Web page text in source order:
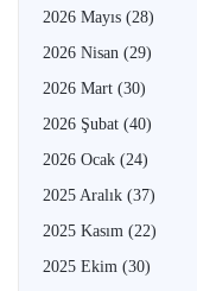
2026 Mayıs (28)
2026 Nisan (29)
2026 Mart (30)
2026 Şubat (40)
2026 Ocak (24)
2025 Aralık (37)
2025 Kasım (22)
2025 Ekim (30)